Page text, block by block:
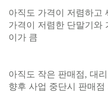
아직도 가격이 저렴하고
가격이 저렴한 단말기와
이가 큼
아직도 작은 판매점, 대
향후 사업 중단시 판매